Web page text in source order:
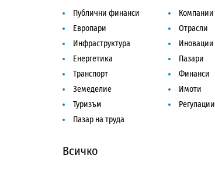
Публични финанси
Европари
Инфраструктура
Енергетика
Транспорт
Земеделие
Туризъм
Пазар на труда
Компании
Отрасли
Иновации
Пазари
Финанси
Имоти
Регулации
Всичко